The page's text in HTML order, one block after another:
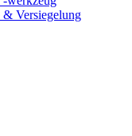
Versiegelung